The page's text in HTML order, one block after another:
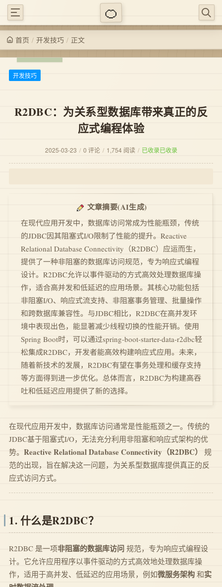
首页 / 开发技巧 / 正文
开发技巧
R2DBC：为关系型数据库带来真正的反
应式编程体验
2025-03-23 / 0 评论 / 1,754 阅读 / 已收录已收录
文章摘要(AI生成)
在现代应用开发中，数据库访问常成为性能瓶颈，传统
的JDBC因其阻塞式I/O限制了性能的提升。Reactive
Relational Database Connectivity（R2DBC）应运而生，
提供了一种非阻塞的数据库访问规范，专为响应式编程
设计。R2DBC允许以事件驱动的方式高效处理数据库操
作，适合高并发和低延迟的应用场景。其核心功能包括
非阻塞I/O、响应式流支持、非阻塞事务管理、批量操作
和跨数据库兼容性。与JDBC相比，R2DBC在高并发环
境中表现出色，能显著减少线程切换的性能开销。使用
Spring Boot时，可以通过spring-boot-starter-data-r2dbc轻
松集成R2DBC，开发者能高效构建响应式应用。未来，
随着新技术的发展，R2DBC有望在事务处理和缓存支持
等方面得到进一步优化。总体而言，R2DBC为构建高吞
吐和低延迟应用提供了新的选择。
在现代应用开发中，数据库访问通常是性能瓶颈之一。传统的
JDBC基于阻塞式I/O，无法充分利用非阻塞和响应式架构的优
势。 Reactive Relational Database Connectivity（R2DBC）
规
范的出现，旨在解决这一问题，为关系型数据库提供真正的反
应式访问方式。
1. 什么是R2DBC？
R2DBC 是一项非阻塞的数据库访问 规范，专为响应式编程设
计。它允许应用程序以事件驱动的方式高效地处理数据库操
作，适用于高并发、低延迟的应用场景，例如微服务架构 和实